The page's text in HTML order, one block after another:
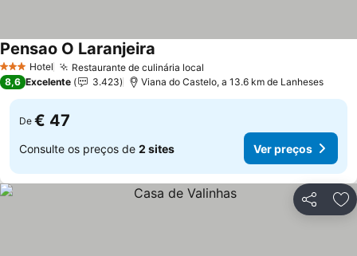
3 EstrelasHotel Restaurante de culinária local
Pensao O Laranjeira
8,6 Excelente 3.423 Viana do Castelo, a 13.6 km de Lanheses
De € 47
Consulte os preços de 2 sites Ver preços
Partilhar